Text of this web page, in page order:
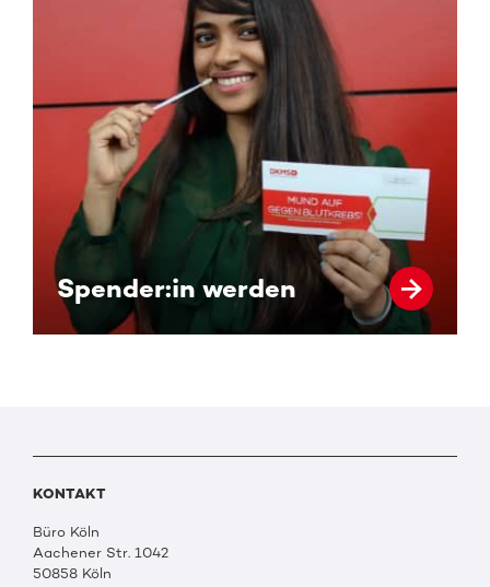
Spender:in werden
KONTAKT
Büro Köln
Aachener Str. 1042
50858 Köln